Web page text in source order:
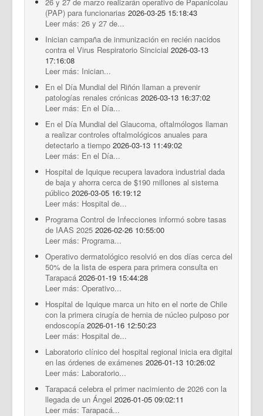
(PAP) para funcionarias 2026-03-25 15:18:43
Leer más: 26 y 27 de...
Inician campaña de inmunización en recién nacidos
contra el Virus Respiratorio Sincicial 2026-03-13
17:16:08
Leer más: Inician...
En el Día Mundial del Riñón llaman a prevenir
patologías renales crónicas 2026-03-13 16:37:02
Leer más: En el Día...
En el Día Mundial del Glaucoma, oftalmólogos llaman
a realizar controles oftalmológicos anuales para
detectarlo a tiempo 2026-03-13 11:49:02
Leer más: En el Día...
Hospital de Iquique recupera lavadora industrial dada
de baja y ahorra cerca de $190 millones al sistema
público 2026-03-05 16:19:12
Leer más: Hospital de...
Programa Control de Infecciones informó sobre tasas
de IAAS 2025 2026-02-26 10:55:00
Leer más: Programa...
Operativo dermatológico resolvió en dos días cerca del
50% de la lista de espera para primera consulta en
Tarapacá 2026-01-19 15:44:28
Leer más: Operativo...
Hospital de Iquique marca un hito en el norte de Chile
con la primera cirugía de hernia de núcleo pulposo por
endoscopía 2026-01-16 12:50:23
Leer más: Hospital de...
Laboratorio clínico del hospital regional inicia era digital
en las órdenes de exámenes 2026-01-13 10:26:02
Leer más: Laboratorio...
Tarapacá celebra el primer nacimiento de 2026 con la
llegada de un Ángel 2026-01-05 09:02:11
Leer más: Tarapacá...